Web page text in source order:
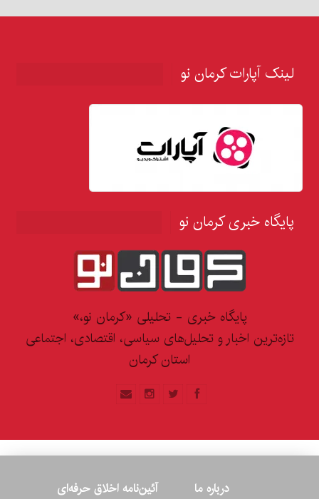
لینک آپارات کرمان نو
پایگاه خبری کرمان نو
پایگاه خبری - تحلیلی «کرمان نو،»
تازه‌ترین اخبار و تحلیل‌های سیاسی، اقتصادی، اجتماعی
استان کرمان
درباره ما آئین‌نامه اخلاق حرفه‌ای